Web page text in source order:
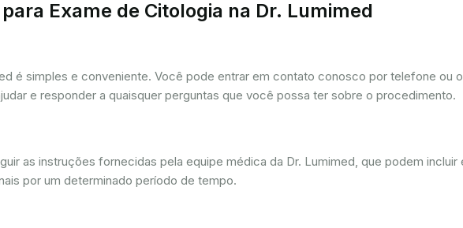
Exame de Citologia na Dr. Lumimed
é simples e conveniente. Você pode entrar em contato conosco por telefone ou
e responder a quaisquer perguntas que você possa ter sobre o procedimento.
as instruções fornecidas pela equipe médica da Dr. Lumimed, que podem
por um determinado período de tempo.